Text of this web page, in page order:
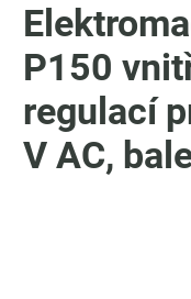
P150
regulací
V AC,